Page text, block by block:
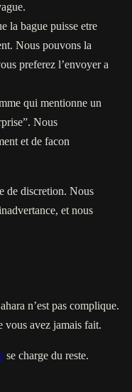
la bague puisse etre
Nous pouvons la
preferez l’envoyer a
qui mentionne un
Nous
et de facon
de discretion. Nous
et nous
n’est pas complique.
vous avez jamais fait.
se charge du reste.